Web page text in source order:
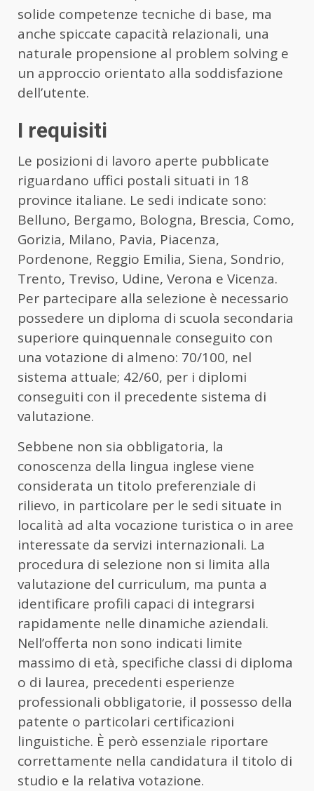
solide competenze tecniche di base, ma
anche spiccate capacità relazionali, una
naturale propensione al problem solving e
un approccio orientato alla soddisfazione
dell’utente.
I requisiti
Le posizioni di lavoro aperte pubblicate
riguardano uffici postali situati in 18
province italiane. Le sedi indicate sono:
Belluno, Bergamo, Bologna, Brescia, Como,
Gorizia, Milano, Pavia, Piacenza,
Pordenone, Reggio Emilia, Siena, Sondrio,
Trento, Treviso, Udine, Verona e Vicenza.
Per partecipare alla selezione è necessario
possedere un diploma di scuola secondaria
superiore quinquennale conseguito con
una votazione di almeno: 70/100, nel
sistema attuale; 42/60, per i diplomi
conseguiti con il precedente sistema di
valutazione.
Sebbene non sia obbligatoria, la
conoscenza della lingua inglese viene
considerata un titolo preferenziale di
rilievo, in particolare per le sedi situate in
località ad alta vocazione turistica o in aree
interessate da servizi internazionali. La
procedura di selezione non si limita alla
valutazione del curriculum, ma punta a
identificare profili capaci di integrarsi
rapidamente nelle dinamiche aziendali.
Nell’offerta non sono indicati limite
massimo di età, specifiche classi di diploma
o di laurea, precedenti esperienze
professionali obbligatorie, il possesso della
patente o particolari certificazioni
linguistiche. È però essenziale riportare
correttamente nella candidatura il titolo di
studio e la relativa votazione.